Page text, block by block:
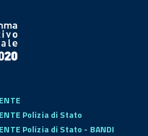
Polizia di Stato
Polizia di Stato - BANDI